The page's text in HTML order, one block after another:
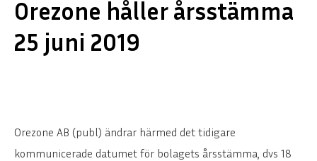
Orezone håller årsstämma
25 juni 2019
Orezone AB (publ) ändrar härmed det tidigare
kommunicerade datumet för bolagets årsstämma, dvs 18